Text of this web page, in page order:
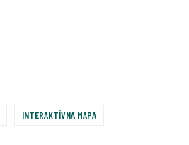
INTERAKTÍVNA MAPA